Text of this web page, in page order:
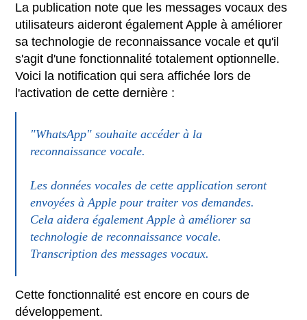
La publication note que les messages vocaux des
utilisateurs aideront également Apple à améliorer
sa technologie de reconnaissance vocale et qu'il
s'agit d'une fonctionnalité totalement optionnelle.
Voici la notification qui sera affichée lors de
l'activation de cette dernière :
"WhatsApp" souhaite accéder à la
reconnaissance vocale.
Les données vocales de cette application seront
envoyées à Apple pour traiter vos demandes.
Cela aidera également Apple à améliorer sa
technologie de reconnaissance vocale.
Transcription des messages vocaux.
Cette fonctionnalité est encore en cours de
développement.